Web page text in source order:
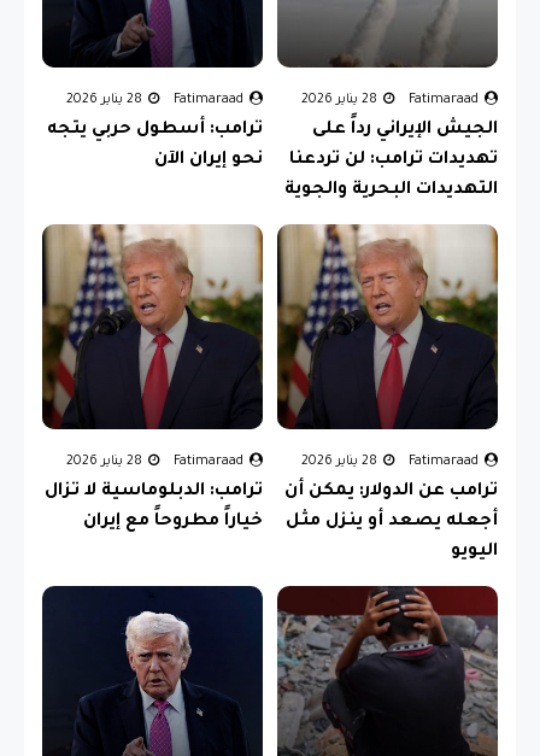
Fatimaraad 28 يناير 2026
الجيش الإيراني رداً على
تهديدات ترامب: لن تردعنا
التهديدات البحرية والجوية
Fatimaraad 28 يناير 2026
ترامب: أسطول حربي يتجه
نحو إيران الآن
Fatimaraad 28 يناير 2026
ترامب عن الدولار: يمكن أن
أجعله يصعد أو ينزل مثل
اليويو
Fatimaraad 28 يناير 2026
ترامب: الدبلوماسية لا تزال
خياراً مطروحاً مع إيران